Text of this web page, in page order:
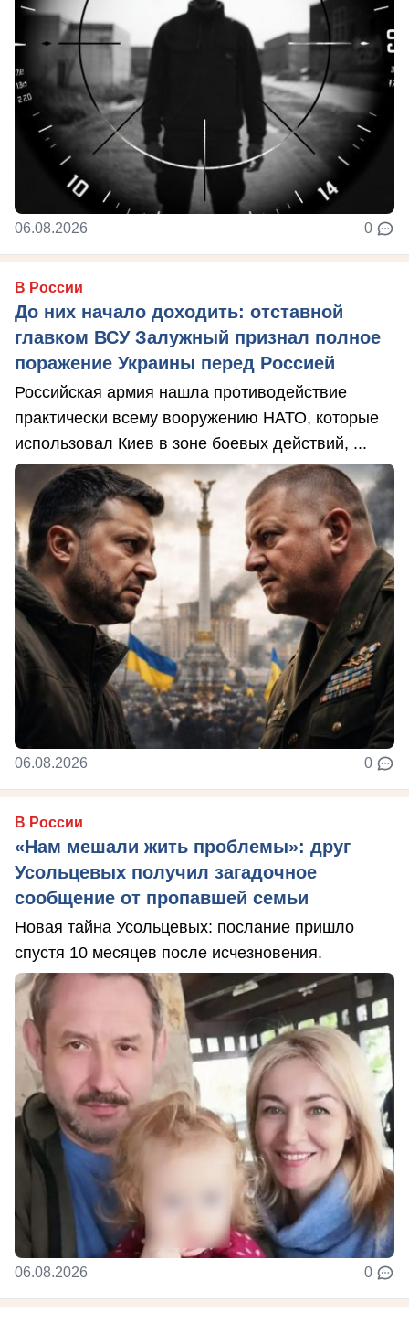
06.08.2026 0
В России
До них начало доходить: отставной
главком ВСУ Залужный признал полное
поражение Украины перед Россией
Российская армия нашла противодействие
практически всему вооружению НАТО, которые
использовал Киев в зоне боевых действий, ...
06.08.2026 0
В России
«Нам мешали жить проблемы»: друг
Усольцевых получил загадочное
сообщение от пропавшей семьи
Новая тайна Усольцевых: послание пришло
спустя 10 месяцев после исчезновения.
06.08.2026 0